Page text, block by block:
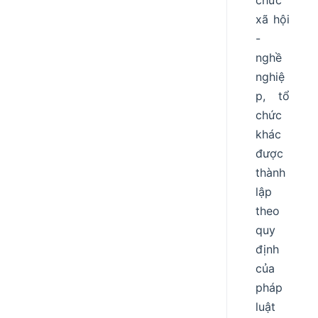
xã hội
-
nghề
nghiệ
p, tổ
chức
khác
được
thành
lập
theo
quy
định
của
pháp
luật